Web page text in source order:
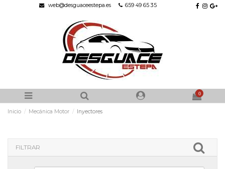
web@desguaceestepa.es 659 49 65 35
0
Inicio Mecánica Motor Inyectores
FILTRAR